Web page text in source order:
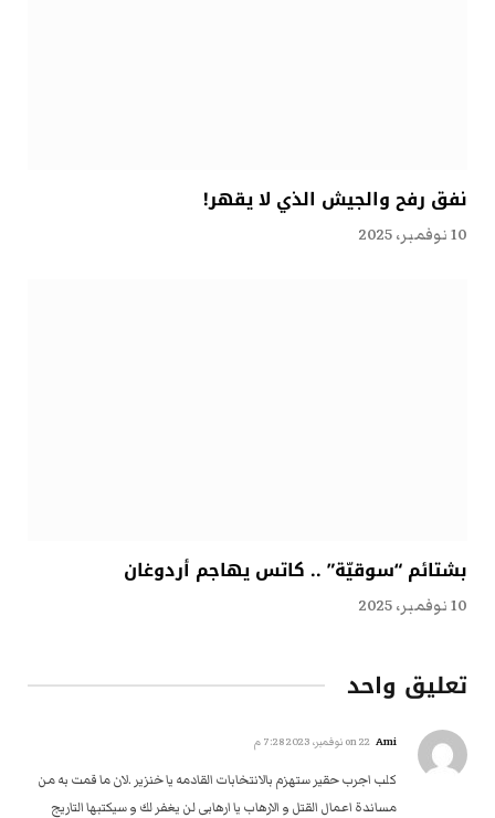
نفق رفح والجيش الذي لا يقهر!
10 نوفمبر، 2025
بشتائم “سوقيّة” .. كاتس يهاجم أردوغان
10 نوفمبر، 2025
تعليق واحد
Ami 22 نوفمبر، 2023 7:28 م
كلب اجرب حقير ستهزم بالانتخابات القادمه يا خنزير .لان ما قمت به من
مساندة اعمال القتل و الارهاب يا ارهابى لن يغفر لك و سيكتبها التاريج